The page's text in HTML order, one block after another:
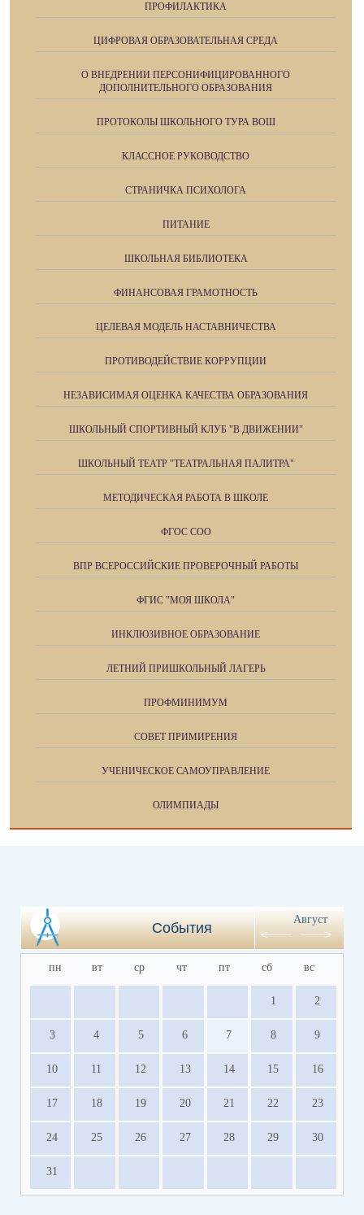
ПРОФИЛАКТИКА
ЦИФРОВАЯ ОБРАЗОВАТЕЛЬНАЯ СРЕДА
О ВНЕДРЕНИИ ПЕРСОНИФИЦИРОВАННОГО
ДОПОЛНИТЕЛЬНОГО ОБРАЗОВАНИЯ
ПРОТОКОЛЫ ШКОЛЬНОГО ТУРА ВОШ
КЛАССНОЕ РУКОВОДСТВО
СТРАНИЧКА ПСИХОЛОГА
ПИТАНИЕ
ШКОЛЬНАЯ БИБЛИОТЕКА
ФИНАНСОВАЯ ГРАМОТНОСТЬ
ЦЕЛЕВАЯ МОДЕЛЬ НАСТАВНИЧЕСТВА
ПРОТИВОДЕЙСТВИЕ КОРРУПЦИИ
НЕЗАВИСИМАЯ ОЦЕНКА КАЧЕСТВА ОБРАЗОВАНИЯ
ШКОЛЬНЫЙ СПОРТИВНЫЙ КЛУБ "В ДВИЖЕНИИ"
ШКОЛЬНЫЙ ТЕАТР "ТЕАТРАЛЬНАЯ ПАЛИТРА"
МЕТОДИЧЕСКАЯ РАБОТА В ШКОЛЕ
ФГОС СОО
ВПР ВСЕРОССИЙСКИЕ ПРОВЕРОЧНЫЙ РАБОТЫ
ФГИС "МОЯ ШКОЛА"
ИНКЛЮЗИВНОЕ ОБРАЗОВАНИЕ
ЛЕТНИЙ ПРИШКОЛЬНЫЙ ЛАГЕРЬ
ПРОФМИНИМУМ
СОВЕТ ПРИМИРЕНИЯ
УЧЕНИЧЕСКОЕ САМОУПРАВЛЕНИЕ
ОЛИМПИАДЫ
События
Август
пн вт ср чт пт сб вс
1 2
3 4 5 6 7 8 9
10 11 12 13 14 15 16
17 18 19 20 21 22 23
24 25 26 27 28 29 30
31